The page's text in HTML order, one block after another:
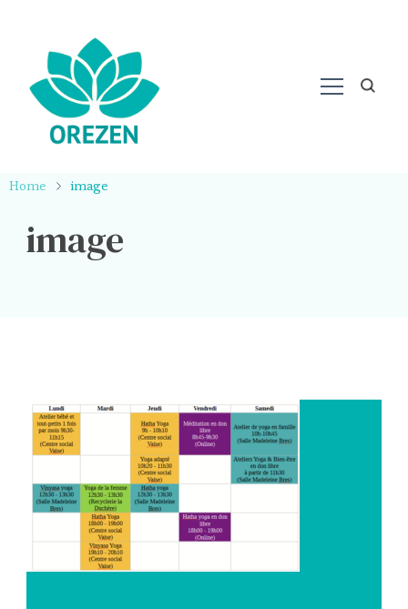
Home image
image